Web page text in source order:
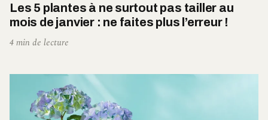
Les 5 plantes à ne surtout pas tailler au
mois de janvier : ne faites plus l’erreur !
4 min de lecture